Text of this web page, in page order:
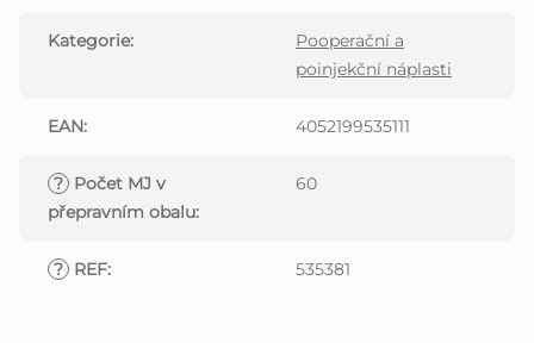
Kategorie:
Pooperační a
poinjekční náplasti
EAN: 4052199535111
? Počet MJ v
přepravním obalu:
60
? REF: 535381